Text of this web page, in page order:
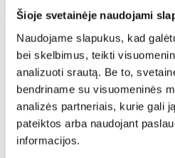
Šioje svetainėje naudojami
Naudojame slapukus, kad
bei skelbimus, teikti
analizuoti srautą. Be to,
bendriname su visuomeninės
analizės partneriais, kurie gali
pateiktos arba naudojant
informacijos.
Minkšti
jaukumas ir
namuose